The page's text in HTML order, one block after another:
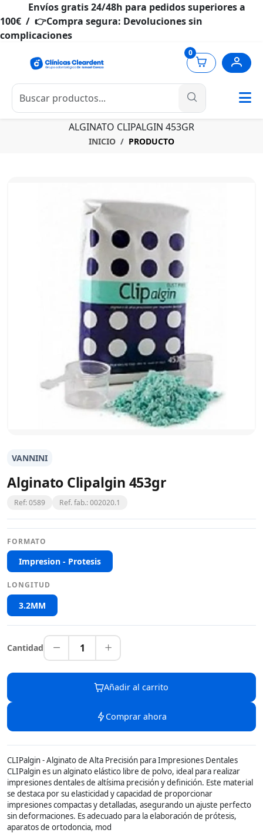
Envíos gratis 24/48h para pedidos superiores a
100€ / 👉Compra segura: Devoluciones sin
complicaciones
0
ALGINATO CLIPALGIN 453GR
INICIO PRODUCTO
VANNINI
Alginato Clipalgin 453gr
Ref: 0589 Ref. fab.: 002020.1
FORMATO
Impresion - Protesis
LONGITUD
3.2MM
Cantidad 1
Añadir al carrito
Comprar ahora
CLIPalgin - Alginato de Alta Precisión para Impresiones Dentales
CLIPalgin es un alginato elástico libre de polvo, ideal para realizar
impresiones dentales de altísima precisión y definición. Este material
se destaca por su elasticidad y capacidad de proporcionar
impresiones compactas y detalladas, asegurando un ajuste perfecto
sin deformaciones. Es adecuado para la elaboración de prótesis,
aparatos de ortodoncia, mod